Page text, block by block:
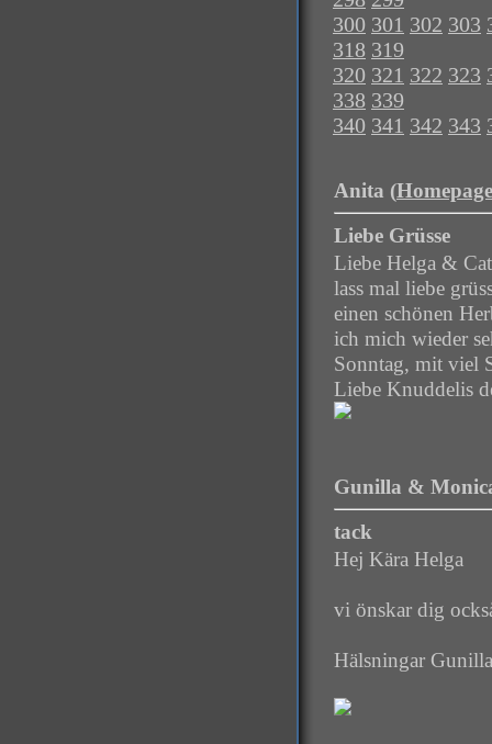
300 301 302 303
318 319
320 321 322 323
338 339
340 341 342 343
Anita (Homepage
Liebe Grüsse
Liebe Helga &
lass mal liebe
einen schönen
ich mich wieder
Sonntag, mit viel
Liebe Knuddelis
Gunilla &
tack
Hej Kära Helga
vi önskar dig
Hälsningar